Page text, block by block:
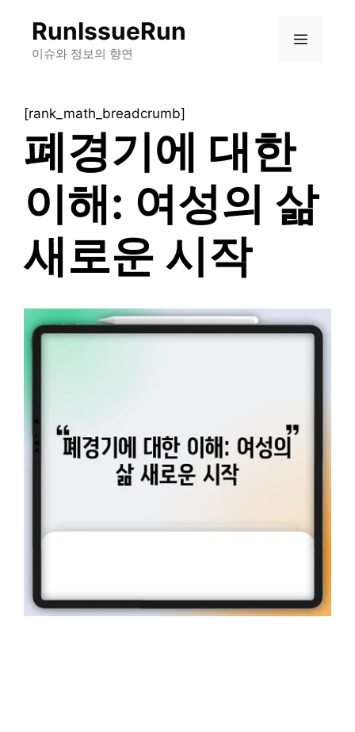
RunIssueRun
이슈와 정보의 향연
메
[rank_math_breadcrumb]
폐경기에 대한
이해: 여성의 삶
새로운 시작